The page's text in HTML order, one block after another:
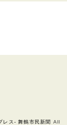
レス- 舞鶴市民新聞 All